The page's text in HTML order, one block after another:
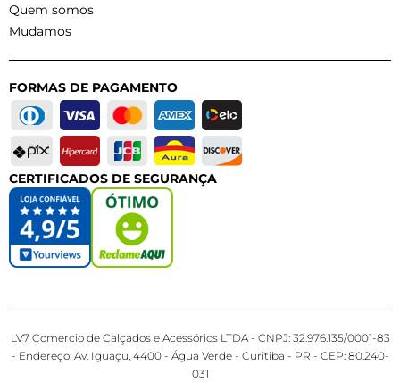
Quem somos
Mudamos
FORMAS DE PAGAMENTO
CERTIFICADOS DE SEGURANÇA
LV7 Comercio de Calçados e Acessórios LTDA - CNPJ: 32.976.135/0001-83
- Endereço: Av. Iguaçu, 4400 - Água Verde - Curitiba - PR - CEP: 80.240-
031